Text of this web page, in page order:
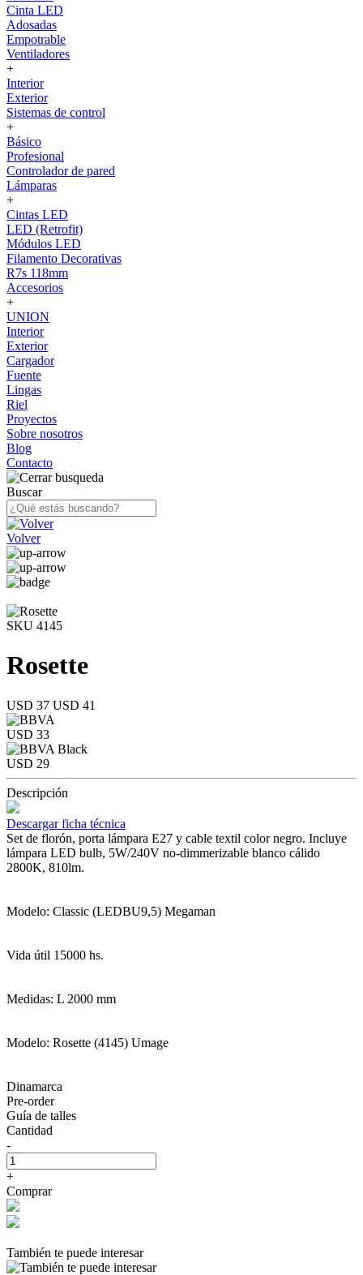
Cinta LED
Adosadas
Empotrable
Ventiladores
+
Interior
Exterior
Sistemas de control
+
Básico
Profesional
Controlador de pared
Lámparas
+
Cintas LED
LED (Retrofit)
Módulos LED
Filamento Decorativas
R7s 118mm
Accesorios
+
UNION
Interior
Exterior
Cargador
Fuente
Lingas
Riel
Proyectos
Sobre nosotros
Blog
Contacto
Buscar
Volver
SKU 4145
Rosette
USD 37 USD 41
USD 33
USD 29
Descripción
Descargar ficha técnica
Set de florón, porta lámpara E27 y cable textil color negro. Incluye
lámpara LED bulb, 5W/240V no-dimmerizable blanco cálido
2800K, 810lm.
Modelo: Classic (LEDBU9,5) Megaman
Vida útil 15000 hs.
Medidas: L 2000 mm
Modelo: Rosette (4145) Umage
Dinamarca
Pre-order
Guía de talles
Cantidad
-
+
Comprar
También te puede interesar